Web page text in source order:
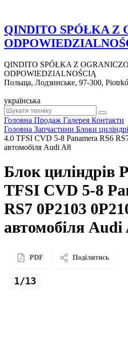
QINDITO SPÓŁKA Z
QINDITO SPÓŁKA Z
ODPOWIEDZIALNOŚCIĄ
Польща, Лодзинське, 97-300,
українська
Головна Продаж Галерея Контакти
Головна Запчастини Блоки
4.0 TFSI CVD 5-8 Panamera RS6
автомобіля Audi A8
Блок циліндрів
TFSI CVD 5-8
RS7 0P2103
автомобіля Audi
PDF Поділитись
1/13